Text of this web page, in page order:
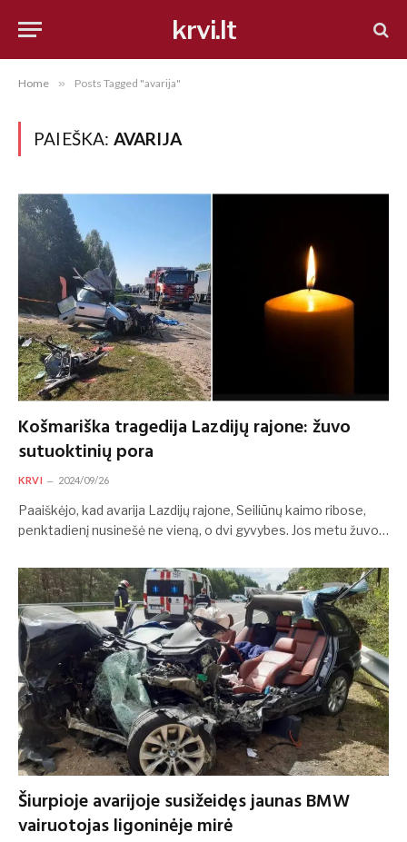
krvi.lt
Home » Posts Tagged "avarija"
PAIEŠKA: AVARIJA
Košmariška tragedija Lazdijų rajone: žuvo
sutuoktinių pora
KRVI 2024/09/26
Paaiškėjo, kad avarija Lazdijų rajone, Seiliūnų kaimo ribose,
penktadienį nusinešė ne vieną, o dvi gyvybes. Jos metu žuvo…
Šiurpioje avarijoje susižeidęs jaunas BMW
vairuotojas ligoninėje mirė